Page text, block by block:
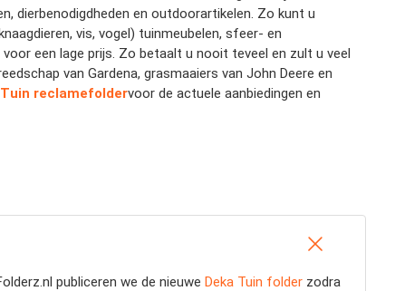
dierbenodigdheden en outdoorartikelen. Zo kunt u
vis, vogel) tuinmeubelen, sfeer- en
een lage prijs. Zo betaalt u nooit teveel en zult u veel
van Gardena, grasmaaiers van John Deere en
reclamefoldervoor de actuele aanbiedingen en
publiceren we de nieuwe Deka Tuin folder zodra